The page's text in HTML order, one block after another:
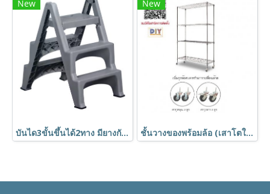
New
บันได3ขั้นขึ้นได้2ทาง มียางกันลื่น ปลอดภัย พับเก็บได้ สำหรับแม่บ้านทำความสะอาด HORECAT
New
ชั้นวางของพร้อมล้อ (เสาโตใหญ่1นิ้ว) ชั้นอเนกประสงค์ชุบโครเมี่ยม ชั้นวาง4ชั้น ถอดประกอบได้ Shelf ตรา Happy Move